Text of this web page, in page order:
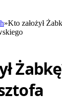
»Kto założył